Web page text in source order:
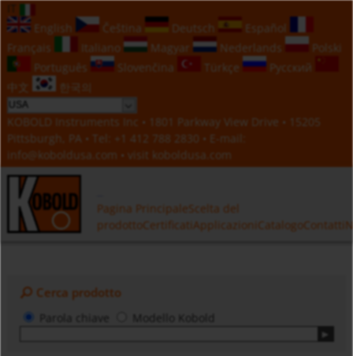
English
Čeština Deutsch
Español
Français
Italiano Magyar Nederlands
Polski
Português
Slovenčina Türkçe
Русский
中文
한국의
KOBOLD Instruments Inc • 1801 Parkway View Drive • 15205
Pittsburgh, PA • Tel:
+1 412 788 2830 • E-mail:
info@koboldusa.com • visit koboldusa.com
Pagina PrincipaleScelta del
prodottoCertificati Applicazioni CatalogoContatti
Cerca prodotto
Modello Kobold